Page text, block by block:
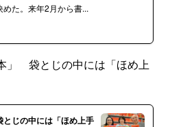
た。来年2月から書...
」 袋とじの中には「ほめ上
じの中には「ほめ上手